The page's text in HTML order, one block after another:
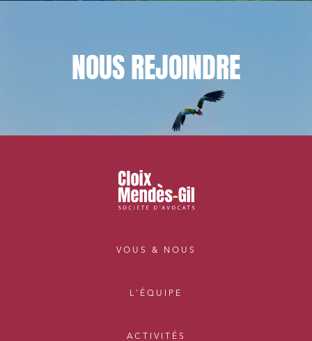
NOUSREJOINDRE
VOUS & NOUS
L'ÉQUIPE
ACTIVITÉS